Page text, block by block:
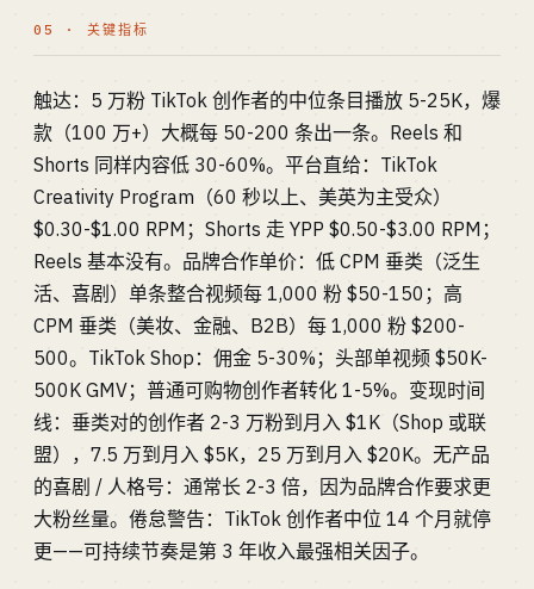
05 · 关键指标
触达：5 万粉 TikTok 创作者的中位条目播放 5-25K，爆
款（100 万+）大概每 50-200 条出一条。Reels 和
Shorts 同样内容低 30-60%。平台直给：TikTok
Creativity Program（60 秒以上、美英为主受众）
$0.30-$1.00 RPM；Shorts 走 YPP $0.50-$3.00 RPM；
Reels 基本没有。品牌合作单价：低 CPM 垂类（泛生
活、喜剧）单条整合视频每 1,000 粉 $50-150；高
CPM 垂类（美妆、金融、B2B）每 1,000 粉 $200-
500。TikTok Shop：佣金 5-30%；头部单视频 $50K-
500K GMV；普通可购物创作者转化 1-5%。变现时间
线：垂类对的创作者 2-3 万粉到月入 $1K（Shop 或联
盟），7.5 万到月入 $5K，25 万到月入 $20K。无产品
的喜剧 / 人格号：通常长 2-3 倍，因为品牌合作要求更
大粉丝量。倦怠警告：TikTok 创作者中位 14 个月就停
更——可持续节奏是第 3 年收入最强相关因子。